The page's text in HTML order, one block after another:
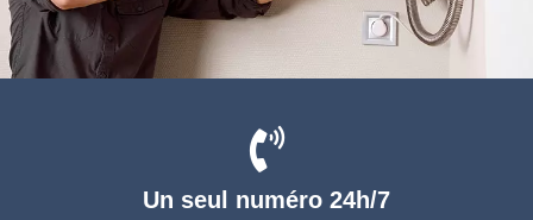
Un seul numéro 24h/7